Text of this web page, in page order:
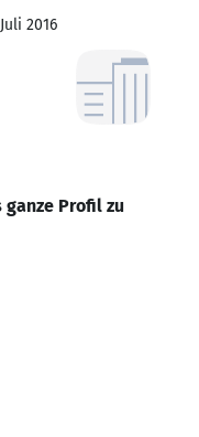
2016
ganze Profil zu